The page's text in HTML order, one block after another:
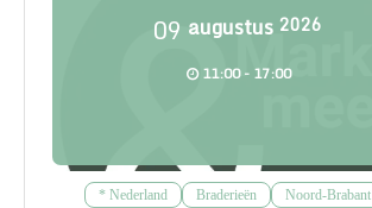
09 augustus 2026
11:00 - 17:00
* Nederland Braderieën Noord-Brabant